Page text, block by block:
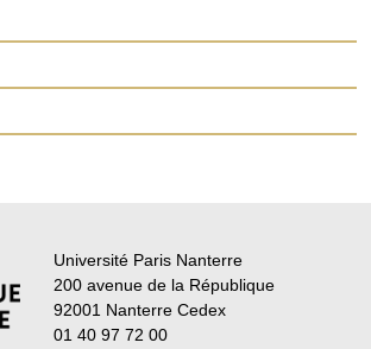
Université Paris Nanterre
200 avenue de la République
92001 Nanterre Cedex
01 40 97 72 00